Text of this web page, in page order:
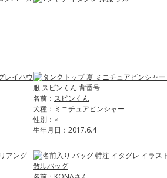
名前： スピンくん
犬種：ミニチュアピンシャー
性別：♂
生年月日：2017.6.4